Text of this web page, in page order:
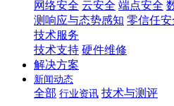
网络安全 云安全 端点安全
测响应与态势感知 零信任安
技术服务
技术支持 硬件维修
解决方案
新闻动态
全部 行业资讯 技术与测评